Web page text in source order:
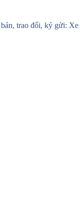
trao đổi, ký gửi: Xe